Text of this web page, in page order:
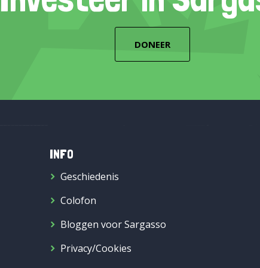
DONEER
INFO
Geschiedenis
Colofon
Bloggen voor Sargasso
Privacy/Cookies